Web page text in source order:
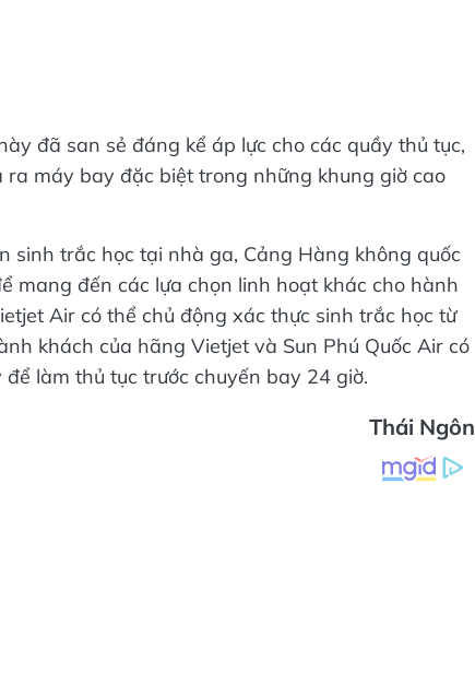
đã san sẻ đáng kể áp lực cho các quầy thủ tục,
máy bay đặc biệt trong những khung giờ cao
sinh trắc học tại nhà ga, Cảng Hàng không quốc
mang đến các lựa chọn linh hoạt khác cho hành
Air có thể chủ động xác thực sinh trắc học từ
khách của hãng Vietjet và Sun Phú Quốc Air có
làm thủ tục trước chuyến bay 24 giờ.
Thái Ngôn